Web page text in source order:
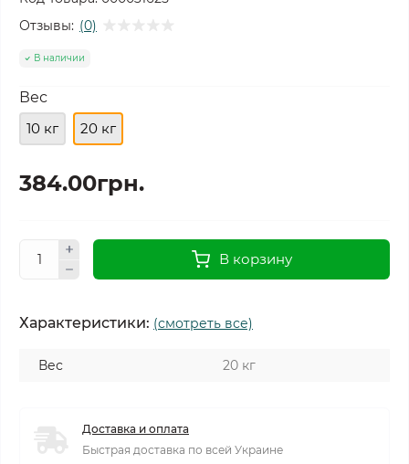
Отзывы: (0)
В наличии
Вес
10 кг
20 кг
384.00грн.
В корзину
Характеристики: (смотреть все)
Вес 20 кг
Доставка и оплата
Быстрая доставка по всей Украине